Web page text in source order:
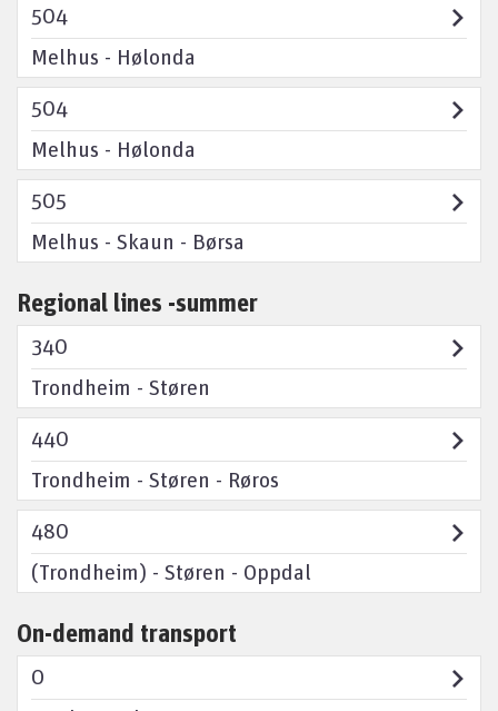
504
Melhus - Hølonda
504
Melhus - Hølonda
505
Melhus - Skaun - Børsa
Regional lines -summer
340
Trondheim - Støren
440
Trondheim - Støren - Røros
480
(Trondheim) - Støren - Oppdal
On-demand transport
O